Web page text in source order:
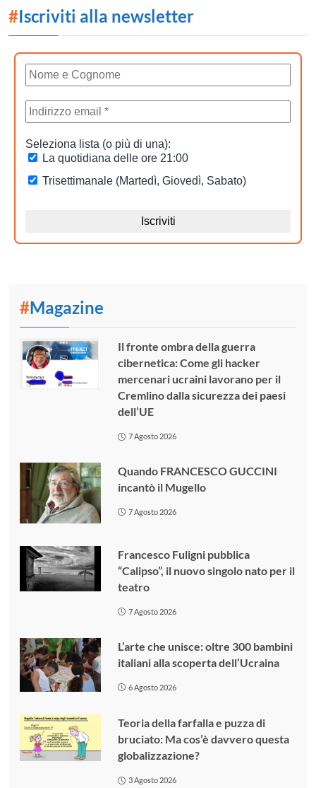
#Iscriviti alla newsletter
#Magazine
Il fronte ombra della guerra
cibernetica: Come gli hacker
mercenari ucraini lavorano per il
Cremlino dalla sicurezza dei paesi
dell’UE
7 Agosto 2026
Quando FRANCESCO GUCCINI
incantò il Mugello
7 Agosto 2026
Francesco Fuligni pubblica
“Calipso”, il nuovo singolo nato per il
teatro
7 Agosto 2026
L’arte che unisce: oltre 300 bambini
italiani alla scoperta dell’Ucraina
6 Agosto 2026
Teoria della farfalla e puzza di
bruciato: Ma cos’è davvero questa
globalizzazione?
3 Agosto 2026